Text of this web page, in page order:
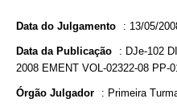
Data do Julgamento : 13/05/
Data da Publicação : DJe-102
2008 EMENT VOL-02322-08 PP-
Órgão Julgador : Primeira